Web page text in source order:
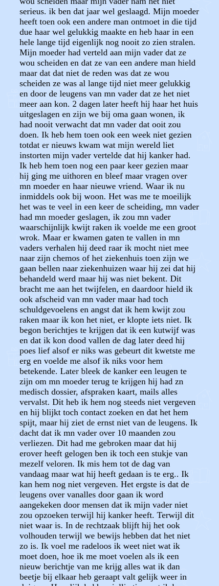
serieus. ik ben dat jaar wel geslaagd. Mijn moeder
heeft toen ook een andere man ontmoet in die tijd
due haar wel gelukkig maakte en heb haar in een
hele lange tijd eigenlijk nog nooit zo zien stralen.
Mijn moeder had verteld aan mijn vader dat ze
wou scheiden en dat ze van een andere man hield
maar dat dat niet de reden was dat ze wou
scheiden ze was al lange tijd niet meer gelukkig
en door de leugens van mn vader dat ze het niet
meer aan kon. 2 dagen later heeft hij haar het huis
uitgeslagen en zijn we bij oma gaan wonen, ik
had nooit verwacht dat mn vader dat ooit zou
doen. Ik heb hem toen ook een week niet gezien
totdat er nieuws kwam wat mijn wereld liet
instorten mijn vader vertelde dat hij kanker had.
Ik heb hem toen nog een paar keer gezien maar
hij ging me uithoren en bleef maar vragen over
mn moeder en haar nieuwe vriend. Waar ik nu
inmiddels ook bij woon. Het was me te moeilijk
het was te veel in een keer de scheiding, mn vader
had mn moeder geslagen, ik zou mn vader
waarschijnlijk kwijt raken ik voelde me een groot
wrok. Maar er kwamen gaten te vallen in mn
vaders verhalen hij deed raar ik mocht niet mee
naar zijn chemos of het ziekenhuis toen zijn we
gaan bellen naar ziekenhuizen waar hij zei dat hij
behandeld werd maar hij was niet bekent. Dit
bracht me aan het twijfelen, en daardoor hield ik
ook afscheid van mn vader maar had toch
schuldgevoelens en angst dat ik hem kwijt zou
raken maar ik kon het niet, er klopte iets niet. Ik
begon berichtjes te krijgen dat ik een kutwijf was
en dat ik kon dood vallen de dag later deed hij
poes lief alsof er niks was gebeurt dit kwetste me
erg en voelde me alsof ik niks voor hem
betekende. Later bleek de kanker een leugen te
zijn om mn moeder terug te krijgen hij had zn
medisch dossier, afspraken kaart, mails alles
vervalst. Dit heb ik hem nog steeds niet vergeven
en hij blijkt toch contact zoeken en dat het hem
spijt, maar hij ziet de ernst niet van de leugens. Ik
dacht dat ik mn vader over 10 maanden zou
verliezen. Dit had me gebroken maar dat hij
erover heeft gelogen ben ik toch een stukje van
mezelf veloren. Ik mis hem tot de dag van
vandaag maar wat hij heeft gedaan is te erg.. Ik
kan hem nog niet vergeven. Het ergste is dat de
leugens over vanalles door gaan ik word
aangekeken door mensen dat ik mijn vader niet
zou opzoeken terwijl hij kanker heeft. Terwijl dit
niet waar is. In de rechtzaak blijft hij het ook
volhouden terwijl we bewijs hebben dat het niet
zo is. Ik voel me radeloos ik weet niet wat ik
moet doen, hoe ik me moet voelen als ik een
nieuw berichtje van me krijg alles wat ik dan
beetje bij elkaar heb geraapt valt gelijk weer in